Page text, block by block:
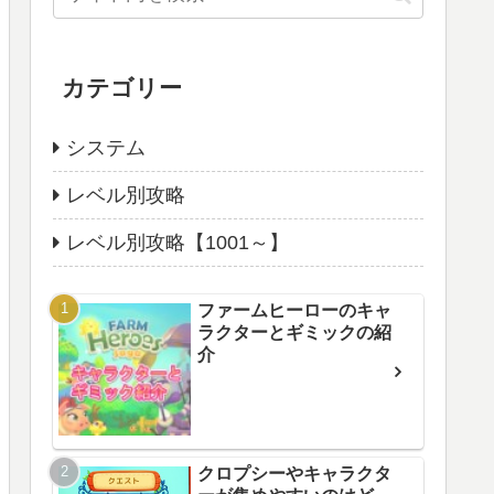
カテゴリー
システム
レベル別攻略
レベル別攻略【1001～】
ファームヒーローのキャ
ラクターとギミックの紹
介
クロプシーやキャラクタ